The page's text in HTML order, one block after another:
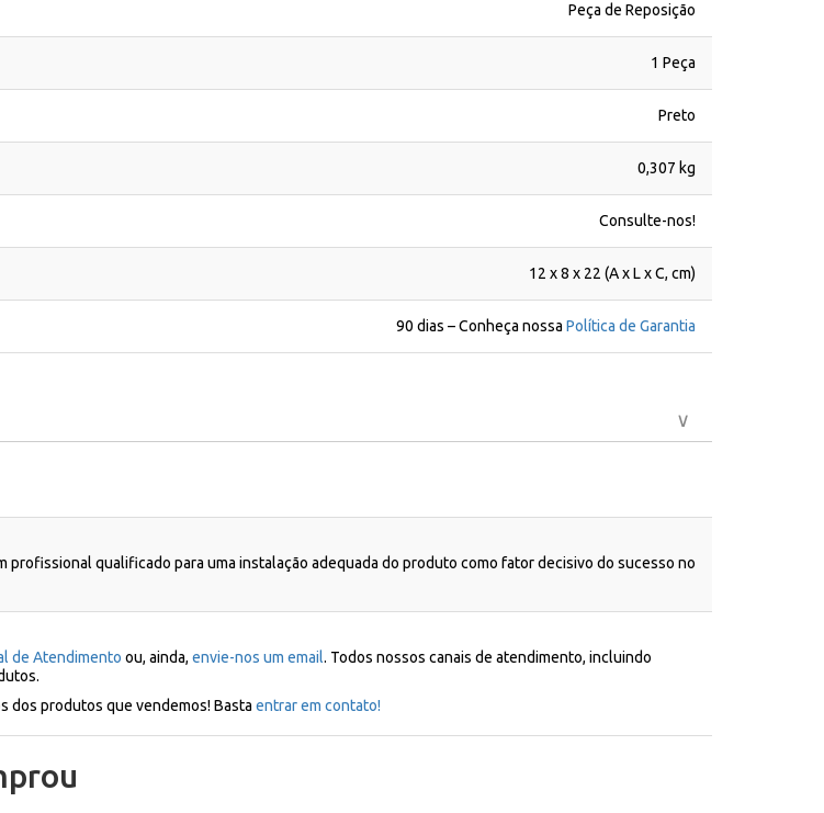
Peça de Reposição
1 Peça
Preto
0,307 kg
Consulte-nos!
12 x 8 x 22 (A x L x C, cm)
90 dias – Conheça nossa Política de Garantia
profissional qualificado para uma instalação adequada do produto como fator decisivo do sucesso no
de Atendimento ou, ainda, envie-nos um email. Todos nossos canais de atendimento, incluindo
dos produtos que vendemos! Basta entrar em contato!